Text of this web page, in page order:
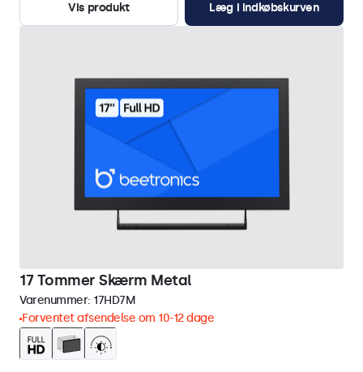
Vis produkt
Læg i indkøbskurven
17 Tommer Skærm Metal
Varenummer: 17HD7M
Forventet afsendelse om 10-12 dage